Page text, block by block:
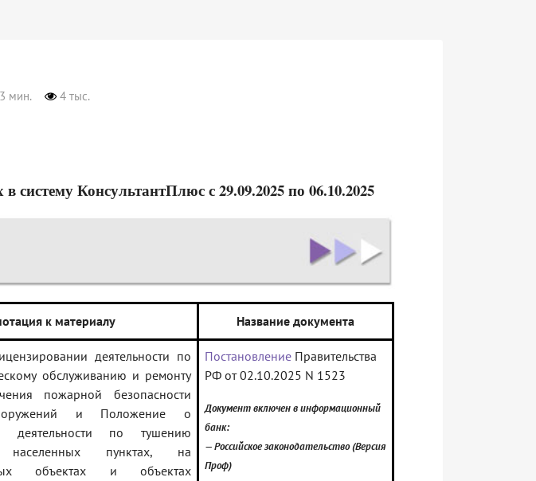
3 мин. 4 тыс.
КонсультантПлюс с 29.09.2025 по 06.10.2025
к материалу Название документа
деятельности по
обслуживанию и ремонту
пожарной безопасности
и Положение о
деятельности по тушению
пунктах, на
объектах и объектах
Постановление Правительства
РФ от 02.10.2025 N 1523
Документ включен в информационный
банк:
— Российское законодательство (Версия
Проф)